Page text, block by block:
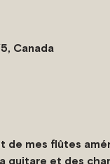
Canada
de mes flûtes
guitare et des